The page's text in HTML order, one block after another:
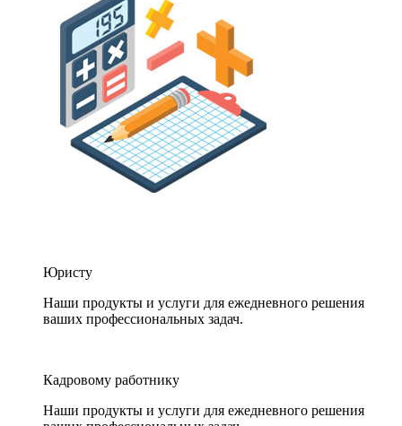
Юристу
Наши продукты и услуги для ежедневного решения
ваших профессиональных задач.
Кадровому работнику
Наши продукты и услуги для ежедневного решения